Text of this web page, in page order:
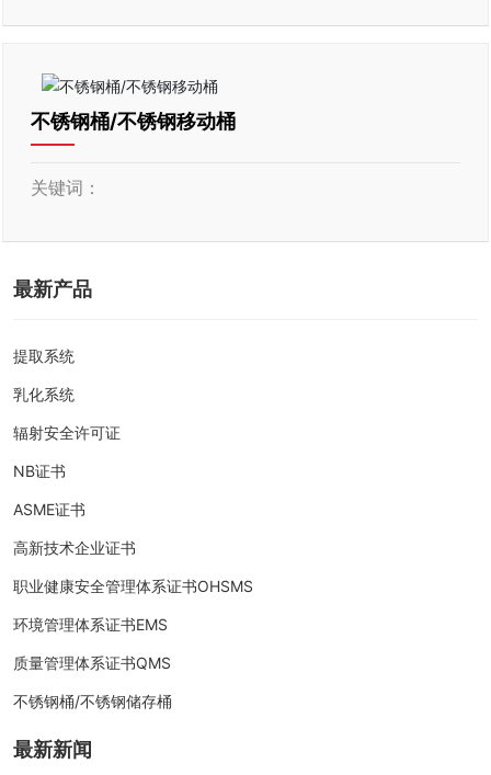
不锈钢桶/不锈钢移动桶
关键词：
最新产品
提取系统
乳化系统
辐射安全许可证
NB证书
ASME证书
高新技术企业证书
职业健康安全管理体系证书OHSMS
环境管理体系证书EMS
质量管理体系证书QMS
不锈钢桶/不锈钢储存桶
最新新闻